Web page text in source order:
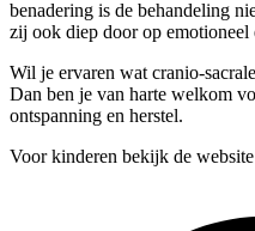
benadering is de behandeling
zij ook diep door op emotioneel
Wil je ervaren wat cranio-
Dan ben je van harte welkom
ontspanning en herstel.
Voor kinderen bekijk de website